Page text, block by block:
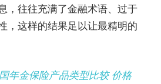
，往往充满了金融术语、过于
，这样的结果足以让最精明的
年金保险产品类型比较 价格